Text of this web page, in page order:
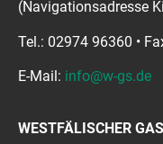
(Navigationsadresse
Tel.: 02974 96360 •
E-Mail: info@w-gs.de
WESTFÄLISCHER